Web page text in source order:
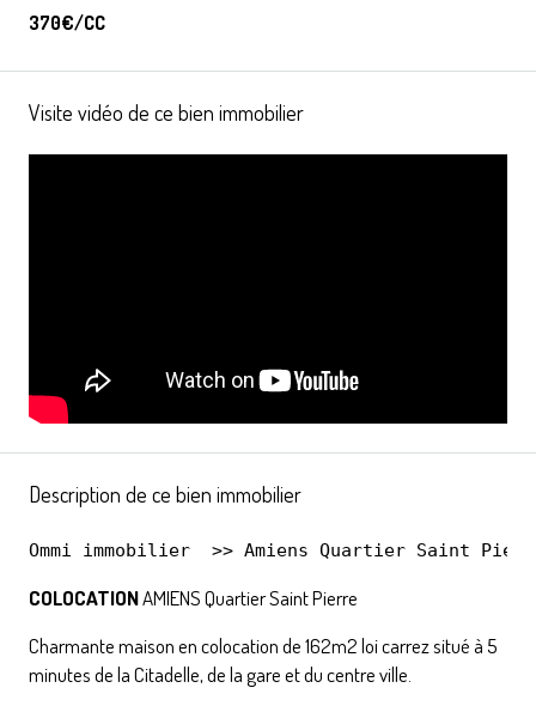
370€/CC
Visite vidéo de ce bien immobilier
Description de ce bien immobilier
Ommi immobilier >> Amiens Quartier Saint
COLOCATIONAMIENS Quartier Saint Pierre
Charmante maison en colocation de 162m2 loi carrez situé à 5
minutes de la Citadelle, de la gare et du centre ville.